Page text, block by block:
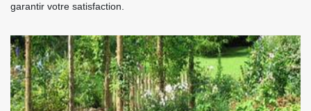
garantir votre satisfaction.